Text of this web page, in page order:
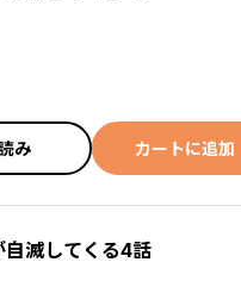
み カートに追加
自滅してくる4話